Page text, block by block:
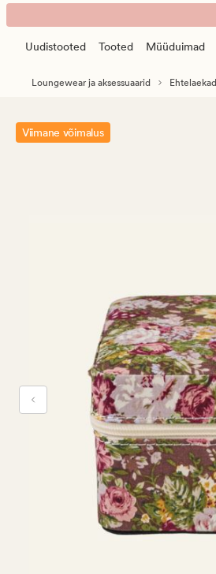
Danica
ehtekarp
pruun
banner.
PressUudistooted Tooted Müüduimad
Loungewear ja aksessuaarid Ehtelaekad
Viimane võimalus